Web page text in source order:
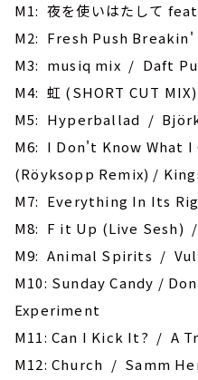
M1: 夜を使いはたして
M2: Fresh Push
M3: musiq mix / Daft
M4: 虹 (SHORT CUT
M5: Hyperballad /
M6: I Don't Know What I
(Röyksopp Remix) /
M7: Everything In Its
M8: F it Up (Live Sesh)
M9: Animal Spirits /
M10: Sunday Candy /
Experiment
M11: Can I Kick It? / A
M12: ‎Church / Samm